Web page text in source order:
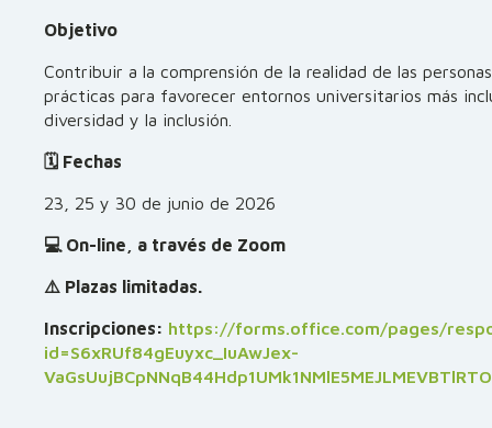
Objetivo
Contribuir a la comprensión de la realidad de las
prácticas para favorecer entornos universitarios más
diversidad y la inclusión.
🗓️ Fechas
23, 25 y 30 de junio de 2026
💻 On-line, a través de Zoom
⚠️ Plazas limitadas.
Inscripciones: https://forms.office.com/pages/
id=S6xRUf84gEuyxc_IuAwJex-